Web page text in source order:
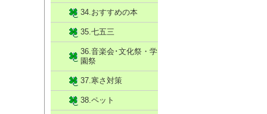
34.おすすめの本
35.七五三
36.音楽会･文化祭・学
園祭
37.寒さ対策
38.ペット